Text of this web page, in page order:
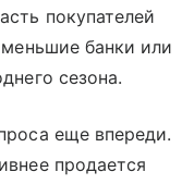
покупателей
банки или
сезона.
еще впереди.
продается